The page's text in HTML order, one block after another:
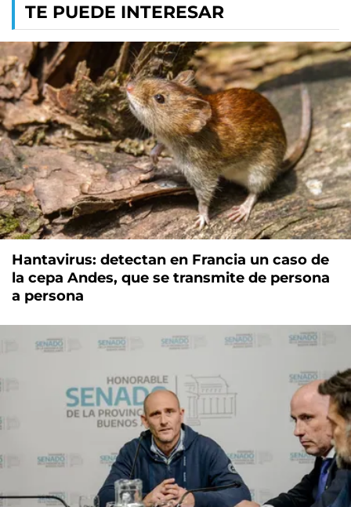
TE PUEDE INTERESAR
Hantavirus: detectan en Francia un caso de
la cepa Andes, que se transmite de persona
a persona